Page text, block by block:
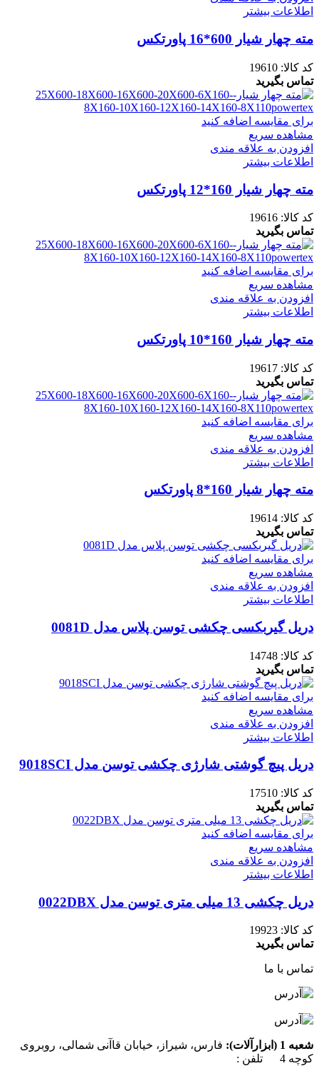
اطلاعات بیشتر
مته چهار شیار 600*16 پاورتکس
کد کالا: 19610
تماس بگیرید
برای مقایسه اضافه کنید
مشاهده سریع
افزودن به علاقه مندی
اطلاعات بیشتر
مته چهار شیار 160*12 پاورتکس
کد کالا: 19616
تماس بگیرید
برای مقایسه اضافه کنید
مشاهده سریع
افزودن به علاقه مندی
اطلاعات بیشتر
مته چهار شیار 160*10 پاورتکس
کد کالا: 19617
تماس بگیرید
برای مقایسه اضافه کنید
مشاهده سریع
افزودن به علاقه مندی
اطلاعات بیشتر
مته چهار شیار 160*8 پاورتکس
کد کالا: 19614
تماس بگیرید
برای مقایسه اضافه کنید
مشاهده سریع
افزودن به علاقه مندی
اطلاعات بیشتر
دریل گیربکسی چکشی توسن پلاس مدل 0081D
کد کالا: 14748
تماس بگیرید
برای مقایسه اضافه کنید
مشاهده سریع
افزودن به علاقه مندی
اطلاعات بیشتر
دریل پیچ گوشتی شارژی چکشی توسن مدل 9018SCI
کد کالا: 17510
تماس بگیرید
برای مقایسه اضافه کنید
مشاهده سریع
افزودن به علاقه مندی
اطلاعات بیشتر
دریل چکشی 13 میلی متری توسن مدل 0022DBX
کد کالا: 19923
تماس بگیرید
تماس با ما
شعبه 1 (ابزارآلات):
فارس، شیراز، خیابان قاآنی شمالی، روبروی
کوچه 4 تلفن :